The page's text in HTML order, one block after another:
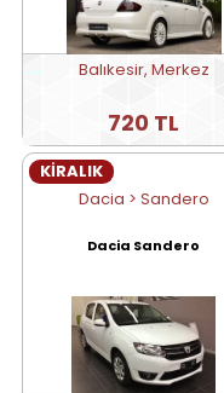
Balıkesir, Merkez
720 TL
KİRALIK
Dacia > Sandero
Dacia Sandero